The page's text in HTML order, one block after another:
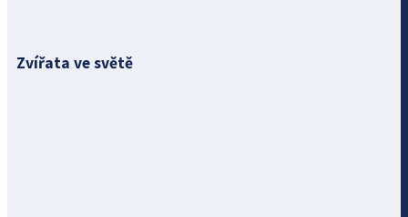
Zvířata ve světě